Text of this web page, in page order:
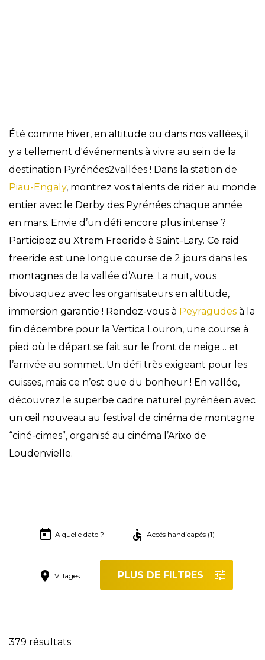
Été comme hiver, en altitude ou dans nos vallées, il
y a tellement d'événements à vivre au sein de la
destination Pyrénées2vallées ! Dans la station de
Piau-Engaly, montrez vos talents de rider au monde
entier avec le Derby des Pyrénées chaque année
en mars. Envie d’un défi encore plus intense ?
Participez au Xtrem Freeride à Saint-Lary. Ce raid
freeride est une longue course de 2 jours dans les
montagnes de la vallée d’Aure. La nuit, vous
bivouaquez avec les organisateurs en altitude,
immersion garantie ! Rendez-vous à Peyragudes à la
fin décembre pour la Vertica Louron, une course à
pied où le départ se fait sur le front de neige… et
l’arrivée au sommet. Un défi très exigeant pour les
cuisses, mais ce n’est que du bonheur ! En vallée,
découvrez le superbe cadre naturel pyrénéen avec
un œil nouveau au festival de cinéma de montagne
“ciné-cimes”, organisé au cinéma l’Arixo de
Loudenvielle.
A quelle date ? Accés handicapés (1)
Villages PLUS DE FILTRES
379 résultats